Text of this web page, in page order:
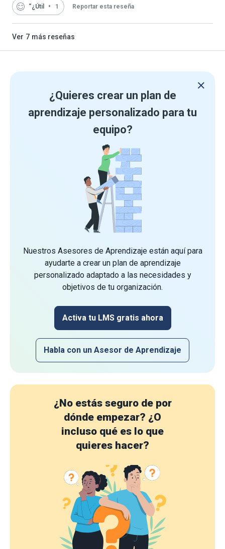
“¿Útil 1 Reportar esta reseña
Ver 7 más reseñas
¿Quieres crear un plan de
aprendizaje personalizado para tu
equipo?
Nuestros Asesores de Aprendizaje están aquí para
ayudarte a crear un plan de aprendizaje
personalizado adaptado a las necesidades y
objetivos de tu organización.
Activa tu LMS gratis ahora
Habla con un Asesor de Aprendizaje
¿No estás seguro de por
dónde empezar? ¿O
incluso qué es lo que
quieres hacer?